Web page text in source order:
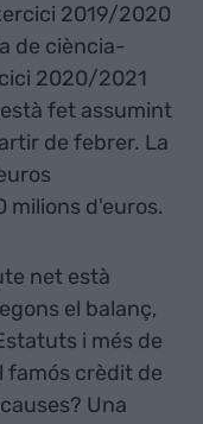
2019/2020
de ciència-
2020/2021
fet assumint
de febrer. La
milions d'euros.
net està
el balanç,
i més de
famós crèdit de
Una